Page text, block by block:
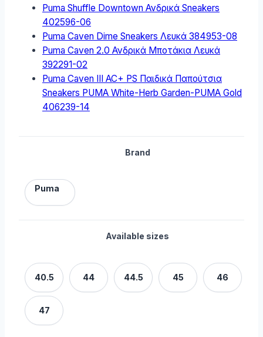
Puma Shuffle Downtown Ανδρικά Sneakers
402596-06
Puma Caven Dime Sneakers Λευκά 384953-08
Puma Caven 2.0 Ανδρικά Μποτάκια Λευκά
392291-02
Puma Caven III AC+ PS Παιδικά Παπούτσια
Sneakers PUMA White-Herb Garden-PUMA Gold
406239-14
Brand
Puma
Available sizes
40.5 44 44.5 45 46
47